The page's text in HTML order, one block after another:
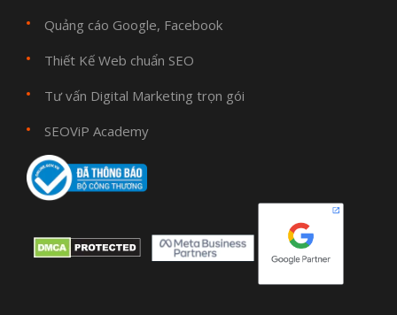
Quảng cáo Google, Facebook
Thiết Kế Web chuẩn SEO
Tư vấn Digital Marketing trọn gói
SEOViP Academy